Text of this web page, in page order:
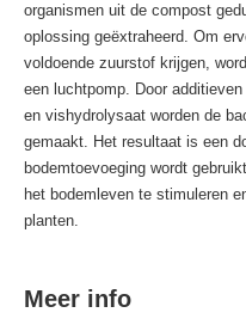
organismen uit de compost
oplossing geëxtraheerd. Om
voldoende zuurstof krijgen,
een luchtpomp. Door
en vishydrolysaat worden de
gemaakt. Het resultaat is een
bodemtoevoeging wordt
het bodemleven te stimuleren
planten.
Meer info